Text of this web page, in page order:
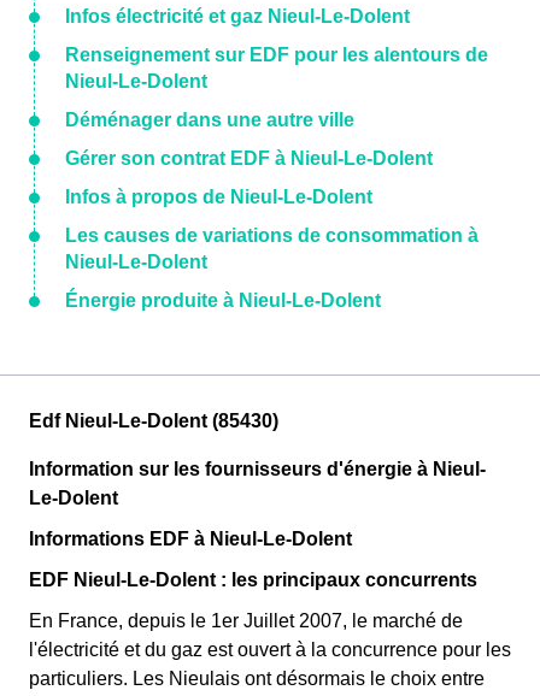
Infos électricité et gaz Nieul-Le-Dolent
Renseignement sur EDF pour les alentours de
Nieul-Le-Dolent
Déménager dans une autre ville
Gérer son contrat EDF à Nieul-Le-Dolent
Infos à propos de Nieul-Le-Dolent
Les causes de variations de consommation à
Nieul-Le-Dolent
Énergie produite à Nieul-Le-Dolent
Edf Nieul-Le-Dolent (85430)
Information sur les fournisseurs d'énergie à Nieul-
Le-Dolent
Informations EDF à Nieul-Le-Dolent
EDF Nieul-Le-Dolent : les principaux concurrents
En France, depuis le 1er Juillet 2007, le marché de
l'électricité et du gaz est ouvert à la concurrence pour les
particuliers. Les Nieulais ont désormais le choix entre